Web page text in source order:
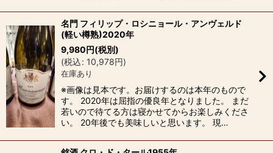
名門 フィリップ・ロシニョール・アンヴェルド
(軽い樽熟)2020年
9,980円(税別)
(税込: 10,978円)
在庫あり
※画像は見本です。お届けするのは本年のもので
す。 2020年は屈指の優良年となりました。 まだ
若いので待てる方は寝かせてからお楽しみくださ
い。 20年後でも美味しいと思います。 現…